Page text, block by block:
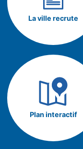
La ville recrute
Plan interactif